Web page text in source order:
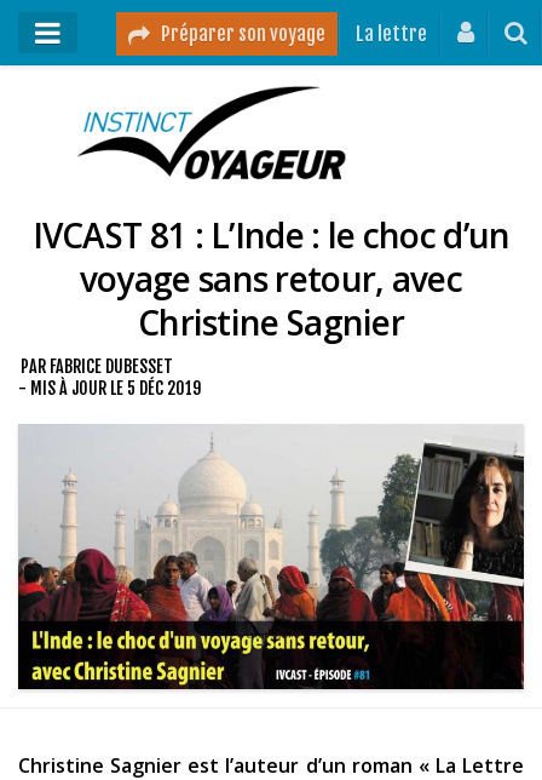
Préparer son voyage La lettre
Mon podcast
Destinations
Mes ressources pour voyager
Guides voyages
A propos
Mon journal de bord sur Instagram
Blog voyage
Les derniers articles
Podcast
Préparer son voyage
LA LETTRE
IVCAST 81 : L’Inde : le choc d’un
voyage sans retour, avec
Christine Sagnier
PAR FABRICE DUBESSET
- MIS À JOUR LE 5 DÉC 2019
Christine Sagnier est l’auteur d’un roman « La Lettre